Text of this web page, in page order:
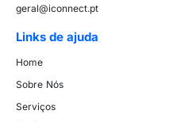
geral@iconnect.pt
Links de ajuda
Home
Sobre Nós
Serviços